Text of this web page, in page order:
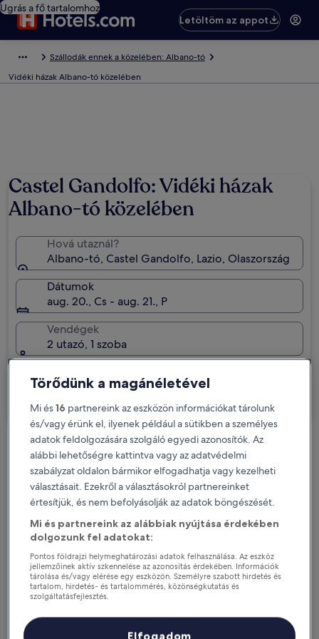
Ugrás a fő tartalomhoz
Letöltöm az appot
Szállodák ennek a közelében: Albano-tó
Vidéki házak Albano-tó közelében
Castel Gandolfo: Vidéki házak
Albano-tó közelében
Hová utaznál?
Albano-tó, Castel Gandolfo, Lazio, Olaszország
Dátumok
aug. 20., Cs - aug. 21., P
Vendégek
2 utazó, 1 szoba
Keresés
Díjmentes lemondási opciók, ha változnak
a terveid
Szerezz jutalmakat tartózkodásod minden
éjszakája után
Spórolj többet a tagoknak szóló árakkal
Nézd meg az árakat ezekre a dátumokra
Törődünk a magánéletével
Mi és16 partnereink az eszközön információkat tárolunk
és/vagy érünk el, ilyenek például a sütikben a személyes
adatok feldolgozására szolgáló egyedi azonosítók. Az
alábbi lehetőségre kattintva vagy az adatvédelmi
szabályzat oldalon bármikor elfogadhatja vagy kezelheti
választásait. Ezekről a választásokról partnereinket
értesítjük, és nem befolyásolják az adatok böngészését.
Mi és partnereink az alábbiak nyújtása érdekében
dolgozunk fel adatokat:
Pontos földrajzi helymeghatározási adatok felhasználása. Az eszköz
jellemzőinek aktív szkennelése az azonosítás érdekében. Információk
tárolása és/vagy elérése egy eszközön. Személyre szabott hirdetés és
tartalom, hirdetés- és tartalommérés, közönségkutatás és
szolgáltatásfejlesztés.
Elfogadom